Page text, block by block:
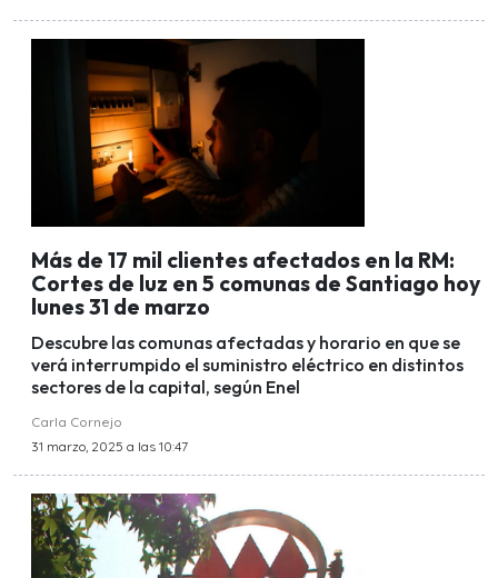
Más de 17 mil clientes afectados en la RM:
Cortes de luz en 5 comunas de Santiago hoy
lunes 31 de marzo
Descubre las comunas afectadas y horario en que se
verá interrumpido el suministro eléctrico en distintos
sectores de la capital, según Enel
Carla Cornejo
31 marzo, 2025 a las 10:47